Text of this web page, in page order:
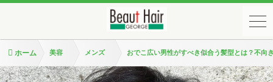
ホーム 美容 メンズ おでこ広い男性がすべき似合う髪型とは？不向